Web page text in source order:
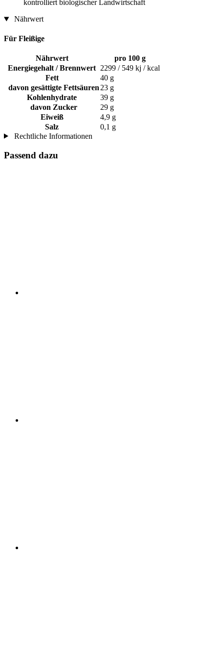
kontrolliert biologischer Landwirtschaft
Nährwert
Für Fleißige
Nährwert
pro 100 g
Energiegehalt / Brennwert 2299 / 549 kj / kcal
Fett
40 g
davon gesättigte Fettsäuren 23 g
Kohlenhydrate
39 g
davon Zucker
29 g
Eiweiß
4,9 g
Salz
0,1 g
Rechtliche Informationen
Passend dazu